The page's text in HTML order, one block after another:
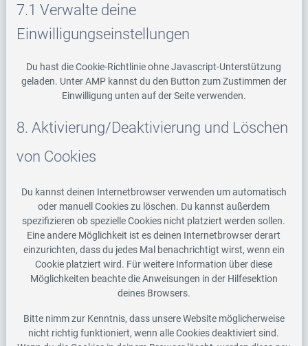
7.1 Verwalte deine
Einwilligungseinstellungen
Du hast die Cookie-Richtlinie ohne Javascript-Unterstützung
geladen. Unter AMP kannst du den Button zum Zustimmen der
Einwilligung unten auf der Seite verwenden.
8. Aktivierung/Deaktivierung und Löschen
von Cookies
Du kannst deinen Internetbrowser verwenden um automatisch
oder manuell Cookies zu löschen. Du kannst außerdem
spezifizieren ob spezielle Cookies nicht platziert werden sollen.
Eine andere Möglichkeit ist es deinen Internetbrowser derart
einzurichten, dass du jedes Mal benachrichtigt wirst, wenn ein
Cookie platziert wird. Für weitere Information über diese
Möglichkeiten beachte die Anweisungen in der Hilfesektion
deines Browsers.
Bitte nimm zur Kenntnis, dass unsere Website möglicherweise
nicht richtig funktioniert, wenn alle Cookies deaktiviert sind.